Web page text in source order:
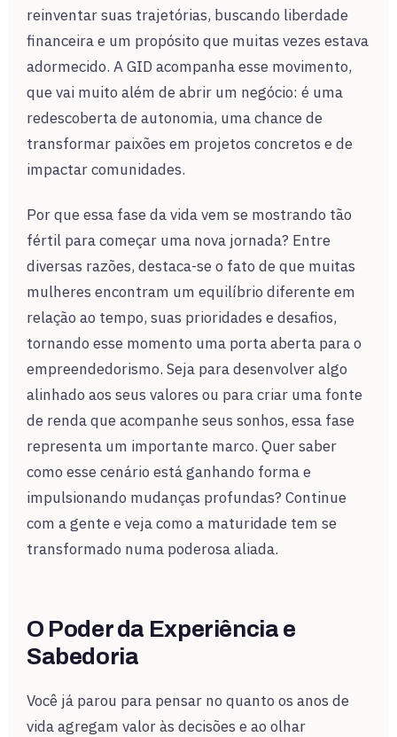
reinventar suas trajetórias, buscando liberdade
financeira e um propósito que muitas vezes estava
adormecido. A GID acompanha esse movimento,
que vai muito além de abrir um negócio: é uma
redescoberta de autonomia, uma chance de
transformar paixões em projetos concretos e de
impactar comunidades.
Por que essa fase da vida vem se mostrando tão
fértil para começar uma nova jornada? Entre
diversas razões, destaca-se o fato de que muitas
mulheres encontram um equilíbrio diferente em
relação ao tempo, suas prioridades e desafios,
tornando esse momento uma porta aberta para o
empreendedorismo. Seja para desenvolver algo
alinhado aos seus valores ou para criar uma fonte
de renda que acompanhe seus sonhos, essa fase
representa um importante marco. Quer saber
como esse cenário está ganhando forma e
impulsionando mudanças profundas? Continue
com a gente e veja como a maturidade tem se
transformado numa poderosa aliada.
O Poder da Experiência e
Sabedoria
Você já parou para pensar no quanto os anos de
vida agregam valor às decisões e ao olhar